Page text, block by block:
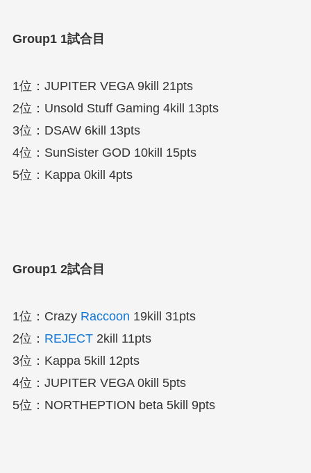
Group1 1試合目
1位：JUPITER VEGA 9kill 21pts
2位：Unsold Stuff Gaming 4kill 13pts
3位：DSAW 6kill 13pts
4位：SunSister GOD 10kill 15pts
5位：Kappa 0kill 4pts
Group1 2試合目
1位：Crazy Raccoon 19kill 31pts
2位： REJECT2kill 11pts
3位：Kappa 5kill 12pts
4位：JUPITER VEGA 0kill 5pts
5位：NORTHEPTION beta 5kill 9pts